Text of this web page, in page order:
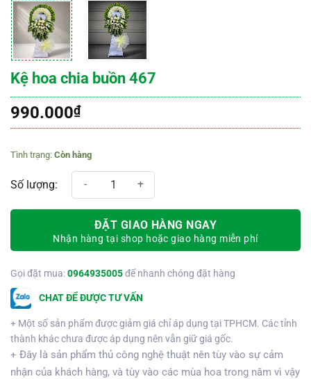
Kệ hoa chia buồn 467
990.000₫
Còn hàng
Kệ hoa chia buồn 467 số lượng
ĐẶT GIAO HÀNG NGAY
Nhận hàng tại shop hoặc giao hàng miễn phí
Gọi đặt mua:0964935005để nhanh chóng đặt hàng
CHAT ĐỂ ĐƯỢC TƯ VẤN
+ Một số sản phẩm được giảm giá chỉ áp dụng tại TPHCM. Các tỉnh
thành khác chưa được áp dụng nên vẫn giữ giá gốc.
+ Đây là sản phẩm thủ công nghệ thuật nên tùy vào sự cảm
nhận của khách hàng, và tùy vào các mùa hoa trong năm vì vậy